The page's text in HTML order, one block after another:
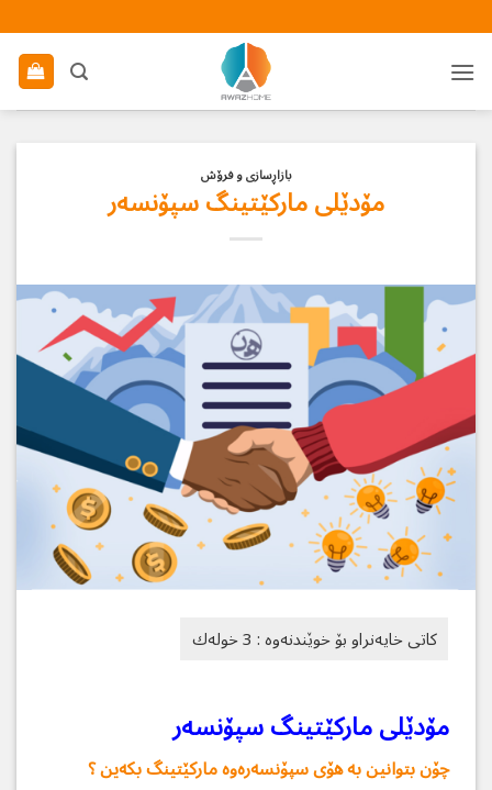
to
content
بازاڕسازی و فرۆش
مۆدێلی ماركێتینگ سپۆنسه‌ر
مۆدێلی ماركێتینگ سپۆنسه‌ر
چۆن بتوانین به‌ هۆی سپۆنسه‌ره‌وه‌ ماركێتینگ بكه‌ین ؟​